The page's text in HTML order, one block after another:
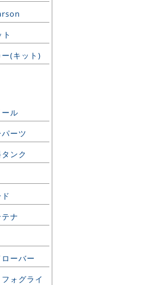
(キット)
ル
ーツ
ンク
ナ
ーバー
ォグライ